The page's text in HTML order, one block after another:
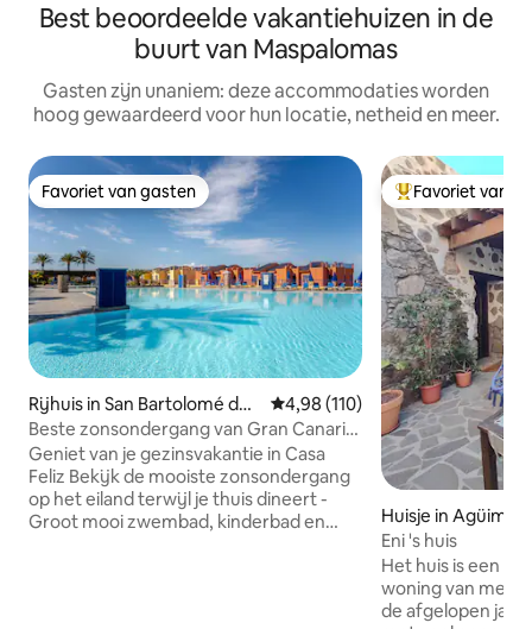
Best beoordeelde vakantiehuizen in de
buurt van Maspalomas
Gasten zijn unaniem: deze accommodaties worden
hoog gewaardeerd voor hun locatie, netheid en meer.
Favoriet van gasten
Favoriet van gasten
Rijhuis in San Bartolomé de
Tirajana
Gemiddelde beoordeling van
4,98 (110)
Beste zonsondergang van Gran Canaria,
groot zwembad, strand, XBOX
Geniet van je gezinsvakantie in Casa
Feliz Bekijk de mooiste zonsondergang
op het eiland terwijl je thuis dineert -
Groot mooi zwembad, kinderbad en
Topfavoriet van
Favoriet van
Huisje in Agüimes
Eni 's huis
Het huis is een
woning van meer
de afgelopen